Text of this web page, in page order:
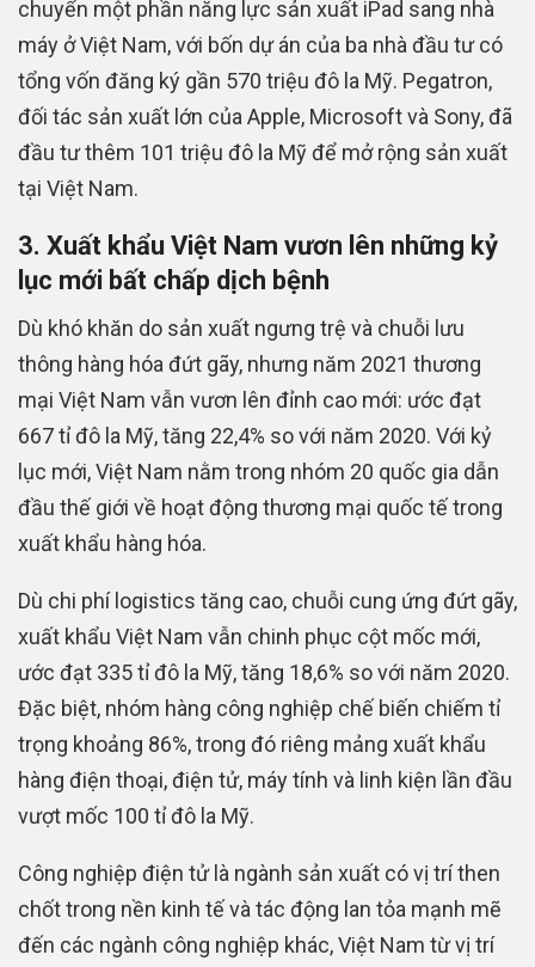
chuyển một phần năng lực sản xuất iPad sang nhà
máy ở Việt Nam, với bốn dự án của ba nhà đầu tư có
tổng vốn đăng ký gần 570 triệu đô la Mỹ. Pegatron,
đối tác sản xuất lớn của Apple, Microsoft và Sony, đã
đầu tư thêm 101 triệu đô la Mỹ để mở rộng sản xuất
tại Việt Nam.
3. Xuất khẩu Việt Nam vươn lên những kỷ
lục mới bất chấp dịch bệnh
Dù khó khăn do sản xuất ngưng trệ và chuỗi lưu
thông hàng hóa đứt gãy, nhưng năm 2021 thương
mại Việt Nam vẫn vươn lên đỉnh cao mới: ước đạt
667 tỉ đô la Mỹ, tăng 22,4% so với năm 2020. Với kỷ
lục mới, Việt Nam nằm trong nhóm 20 quốc gia dẫn
đầu thế giới về hoạt động thương mại quốc tế trong
xuất khẩu hàng hóa.
Dù chi phí logistics tăng cao, chuỗi cung ứng đứt gãy,
xuất khẩu Việt Nam vẫn chinh phục cột mốc mới,
ước đạt 335 tỉ đô la Mỹ, tăng 18,6% so với năm 2020.
Đặc biệt, nhóm hàng công nghiệp chế biến chiếm tỉ
trọng khoảng 86%, trong đó riêng mảng xuất khẩu
hàng điện thoại, điện tử, máy tính và linh kiện lần đầu
vượt mốc 100 tỉ đô la Mỹ.
Công nghiệp điện tử là ngành sản xuất có vị trí then
chốt trong nền kinh tế và tác động lan tỏa mạnh mẽ
đến các ngành công nghiệp khác, Việt Nam từ vị trí